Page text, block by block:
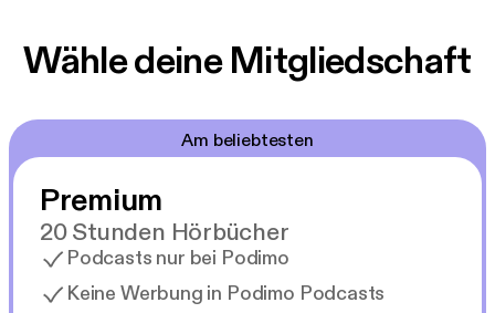
Wähle deine Mitgliedschaft
Am beliebtesten
Premium
20 Stunden Hörbücher
Podcasts nur bei Podimo
Keine Werbung in Podimo Podcasts